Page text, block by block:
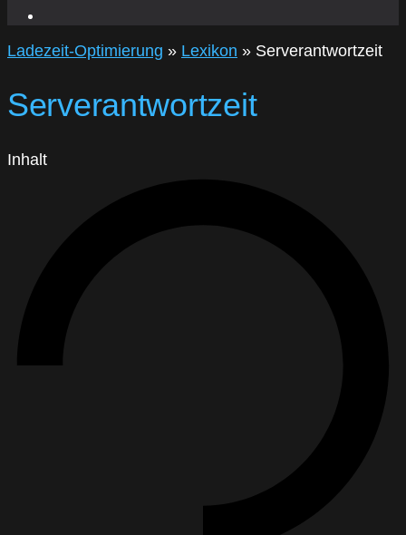
Ladezeit-Optimierung » Lexikon » Serverantwortzeit
Serverantwortzeit
Inhalt